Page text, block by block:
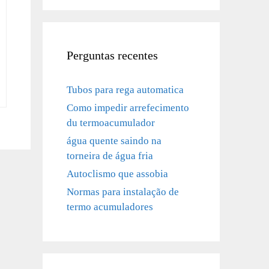
Perguntas recentes
Tubos para rega automatica
Como impedir arrefecimento
du termoacumulador
água quente saindo na
torneira de água fria
Autoclismo que assobia
Normas para instalação de
termo acumuladores